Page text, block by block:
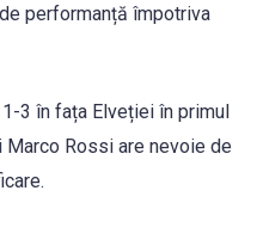
performanță împotriva
3 în fața Elveției în primul
Marco Rossi are nevoie de